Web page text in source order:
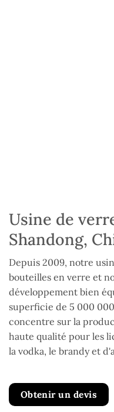
Usine de
Shandong,
Depuis 2009, notre
bouteilles en verre et
développement bien
superficie de 5 000
concentre sur la
haute qualité pour les
la vodka, le brandy et
Obtenir un devis